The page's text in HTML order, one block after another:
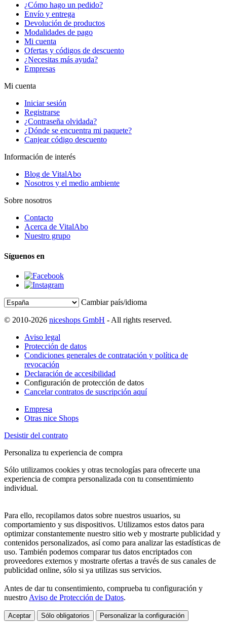
¿Cómo hago un pedido?
Envío y entrega
Devolución de productos
Modalidades de pago
Mi cuenta
Ofertas y códigos de descuento
¿Necesitas más ayuda?
Empresas
Mi cuenta
Iniciar sesión
Registrarse
¿Contraseña olvidada?
¿Dónde se encuentra mi paquete?
Canjear código descuento
Información de interés
Blog de VitalAbo
Nosotros y el medio ambiente
Sobre nosotros
Contacto
Acerca de VitalAbo
Nuestro grupo
Síguenos en
Cambiar país/idioma
© 2010-2026 niceshops GmbH - All rights reserved.
Aviso legal
Protección de datos
Condiciones generales de contratación y política de
revocación
Declaración de accesibilidad
Configuración de protección de datos
Cancelar contratos de suscripción aquí
Empresa
Otras nice Shops
Desistir del contrato
Personaliza tu experiencia de compra
Sólo utilizamos cookies y otras tecnologías para ofrecerte una
experiencia de compra personalizada con tu consentimiento
individual.
Para ello, recopilamos datos sobre nuestros usuarios, su
comportamiento y sus dispositivos. Utilizamos estos datos para
optimizar constantemente nuestro sitio web y mostrarte publicidad y
contenidos personalizados, así como para analizar las estadísticas de
uso. También podemos comparar tus datos encriptados con
proveedores externos y mostrarte ofertas a través de sus canales de
publicidad online, sólo si ya utilizas sus servicios.
Antes de dar tu consentimiento, comprueba tu configuración y
nuestro Aviso de Protección de Datos.
Aceptar Sólo obligatorios Personalizar la configuración